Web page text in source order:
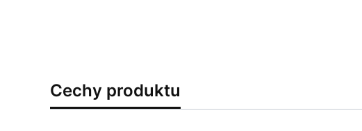
Cechy produktu